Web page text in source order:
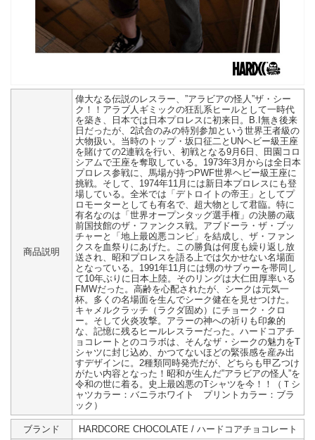
商品説明
偉大なる伝説のレスラー、”アラビアの怪人”ザ・シー
ク！！アラブ人ギミックの狂乱系ヒールとして一時代
を築き、日本では日本プロレスに初来日。B.I無き後来
日だったが、2試合のみの特別参加という世界王者級の
大物扱い。当時のトップ・坂口征二とUNヘビー級王座
を賭けての2連戦を行い、初戦となる9月6日、田園コロ
シアムで王座を奪取している。1973年3月からは全日本
プロレス参戦に、馬場が持つPWF世界ヘビー級王座に
挑戦。そして、1974年11月には新日本プロレスにも登
場している。全米では「デトロイトの帝王」としてプ
ロモーターとしても有名で、超大物として君臨。特に
有名なのは「世界オープンタッグ選手権」の決勝の蔵
前国技館のザ・ファンクス戦。アブドーラ・ザ・ブッ
チャーと「地上最凶悪コンビ」を結成し、ザ・ファン
クスを血祭りにあげた。この勝負は何度も繰り返し放
送され、昭和プロレスを語る上では欠かせない名場面
となっている。1991年11月には甥のサブゥーを帯同し
て10年ぶりに日本上陸。そのリングは大仁田厚率いる
FMWだった。高齢を心配されたが、シークは元気一
杯。多くの名場面を生んでシーク健在を見せつけた。
キャメルクラッチ（ラクダ固め）にチョーク・クロ
ー。そして火炎攻撃。アラーの神への祈りも印象的
な、記憶に残るヒールレスラーだった。ハードコアチ
ョコレートとのコラボは、そんなザ・シークの魅力をT
シャツに封じ込め、かつてないほどの緊張感を産み出
すデザインに。2種類同時発売だが、どちらも甲乙つけ
がたい内容となった！昭和が生んだ”アラビアの怪人”を
令和の世に着る。史上最凶悪のTシャツを今！！（Ｔシ
ャツカラー：バニラホワイト プリントカラー：ブラ
ック）
ブランド
HARDCORE CHOCOLATE / ハードコアチョコレート